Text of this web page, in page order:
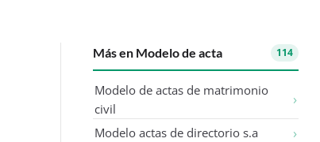
Más en Modelo de acta 114
Modelo de actas de matrimonio
civil
Modelo actas de directorio s.a